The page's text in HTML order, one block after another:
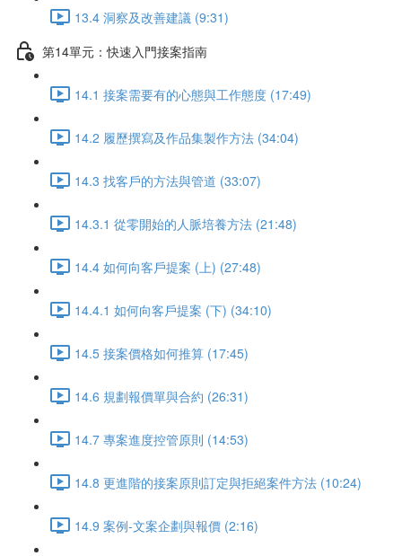
13.4 洞察及改善建議 (9:31)
第14單元：快速入門接案指南
14.1 接案需要有的心態與工作態度 (17:49)
14.2 履歷撰寫及作品集製作方法 (34:04)
14.3 找客戶的方法與管道 (33:07)
14.3.1 從零開始的人脈培養方法 (21:48)
14.4 如何向客戶提案 (上) (27:48)
14.4.1 如何向客戶提案 (下) (34:10)
14.5 接案價格如何推算 (17:45)
14.6 規劃報價單與合約 (26:31)
14.7 專案進度控管原則 (14:53)
14.8 更進階的接案原則訂定與拒絕案件方法 (10:24)
14.9 案例-文案企劃與報價 (2:16)